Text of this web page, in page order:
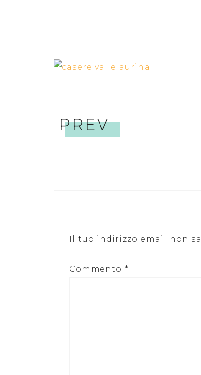
PREV
Il tuo indirizzo email non
Commento *